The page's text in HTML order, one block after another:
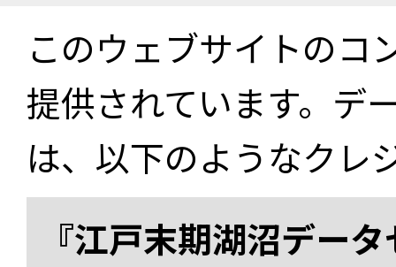
このウェブサイトのコ
提供されています。デ
は、以下のようなクレ
『江戸末期湖沼デー